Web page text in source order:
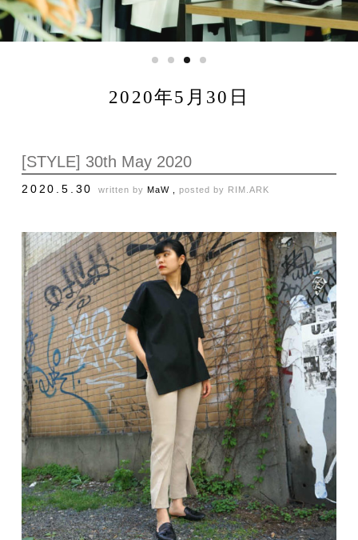
2020年5月30日
[STYLE] 30th May 2020
2020.5.30 written by MaW , posted by RIM.ARK